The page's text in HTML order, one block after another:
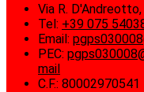
Via R.
Tel: +39 075
Email:
PEC:
mail
C.F.: 80002970541